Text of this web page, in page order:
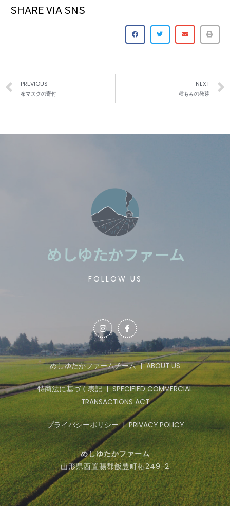
SHARE VIA SNS
PREVIOUS
布マスクの寄付
NEXT
種もみの発芽
めしゆたかファーム
FOLLOW US
めしゆたかファームチーム | ABOUT US
特商法に基づく表記 | SPECIFIED COMMERCIAL
TRANSACTIONS ACT
プライバシーポリシー | PRIVACY POLICY
めしゆたかファーム​
山形県西置賜郡飯豊町椿249-2